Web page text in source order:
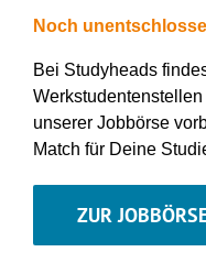
Noch
Bei Studyheads
unserer Jobbörse
Match für Deine
ZUR